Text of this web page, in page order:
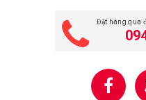
Đặt hàng qua